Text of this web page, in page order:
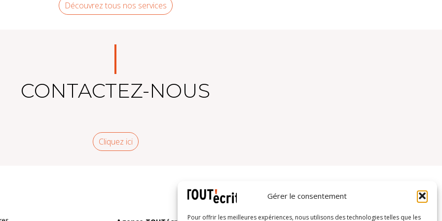
Gérer le consentement
Pour offrir les meilleures expériences, nous utilisons des technologies telles que les
Découvrez tous nos services
CONTACTEZ-NOUS
Cliquez ici